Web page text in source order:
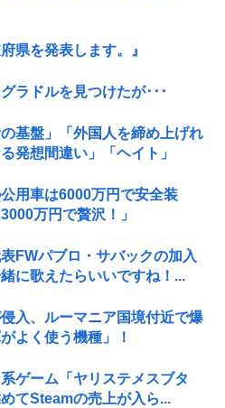
県を発表します。』
ラドルを見つけたが･･･
基盤」「外国人を締め上げれ
発想間違い」「ヘイト」
用車は6000万円で安全装
万円で贅沢！」
FWパブロ・サバックの加入
に歌えたらいいですね！...
入、ルーマニア国境付近で爆
よく使う機種」！
ゲーム「ヤリステメスブタ
てSteamの売上が入ら...